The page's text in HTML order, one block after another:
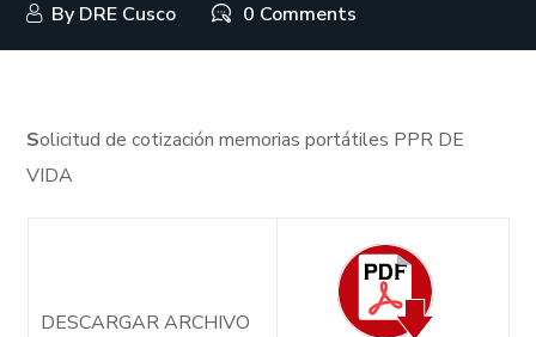
By DRE Cusco 0 Comments
Solicitud de cotización memorias portátiles PPR DE
VIDA
DESCARGAR ARCHIVO